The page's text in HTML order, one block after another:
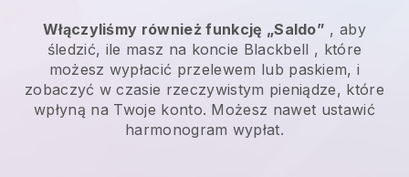
Włączyliśmy również funkcję „Saldo” , aby
śledzić, ile masz na koncie Blackbell , które
możesz wypłacić przelewem lub paskiem, i
zobaczyć w czasie rzeczywistym pieniądze, które
wpłyną na Twoje konto. Możesz nawet ustawić
harmonogram wypłat.